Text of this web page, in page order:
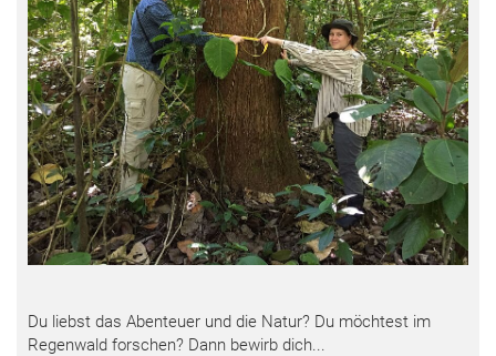
Du liebst das Abenteuer und die Natur? Du möchtest im
Regenwald forschen? Dann bewirb dich...